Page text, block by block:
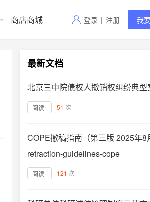
商店商城 登录 | 注册 我
最新文档
北京三中院债权人撤销权纠纷典型
阅读 51 次
COPE撤稿指南（第三版 2025年8
retraction-guidelines-cope
阅读 121 次